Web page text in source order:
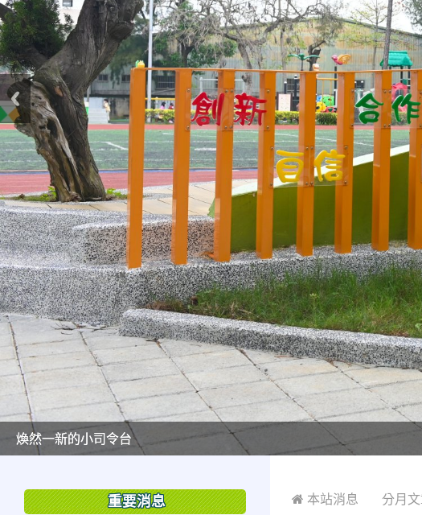
美麗的操場是我們活力的來源
美麗的操場是我們活力的來源
煥然一新的小司令台
煥然一新的小司令台
富含桃園埤塘田園風光意象的中廊
富含桃園埤塘田園風光意象的中廊
嶄新的中庭廣場
嶄新的中庭廣場
水生池生生不息
水生池生生不息
 本站消息 分月
重要消息